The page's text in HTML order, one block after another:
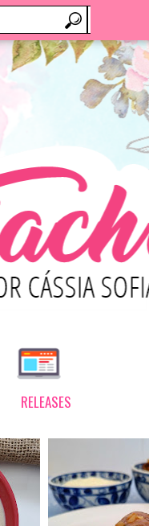
RELEASES